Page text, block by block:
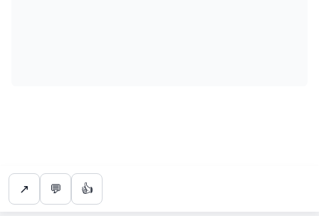
👍
💬
↗